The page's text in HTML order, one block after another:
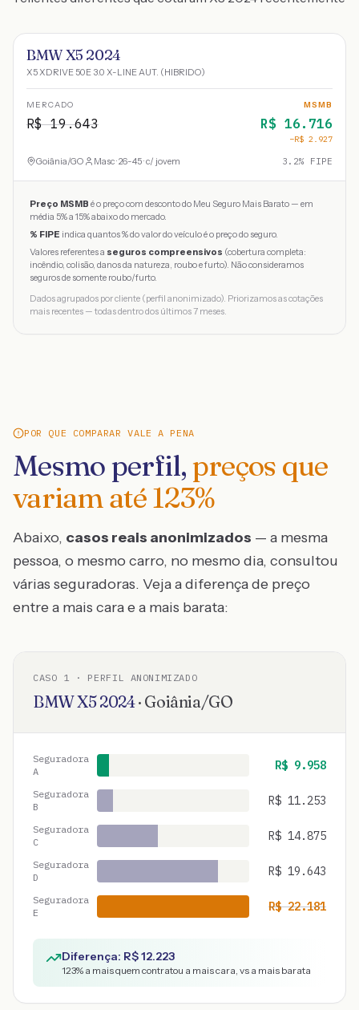
BMW X5 2024
X5 XDRIVE 50E 3.0 X-LINE AUT. (HIBRIDO)
MERCADO
R$19.643
MSMB
R$ 16.716
−R$ 2.927
Goiânia/GO Masc · 26-45 · c/ jovem 3.2% FIPE
Preço MSMB é o preço com desconto do Meu Seguro Mais Barato — em
média 5% a 15% abaixo do mercado.
% FIPE indica quantos % do valor do veículo é o preço do seguro.
Valores referentes a seguros compreensivos (cobertura completa:
incêndio, colisão, danos da natureza, roubo e furto). Não consideramos
seguros de somente roubo/furto.
Dados agrupados por cliente (perfil anonimizado). Priorizamos as cotações
mais recentes — todas dentro dos últimos 7 meses.
POR QUE COMPARAR VALE A PENA
Mesmo perfil, preços que
variam até123%
Abaixo, casos reais anonimizados — a mesma
pessoa, o mesmo carro, no mesmo dia, consultou
várias seguradoras. Veja a diferença de preço
entre a mais cara e a mais barata:
CASO 1 · PERFIL ANONIMIZADO
BMWX52024· Goiânia/GO
Seguradora
A
R$ 9.958
Seguradora
B
R$ 11.253
Seguradora
C
R$ 14.875
Seguradora
D
R$ 19.643
Seguradora
E
R$22.181
Diferença: R$12.223
123% a mais quem contratou a mais cara, vs a mais barata